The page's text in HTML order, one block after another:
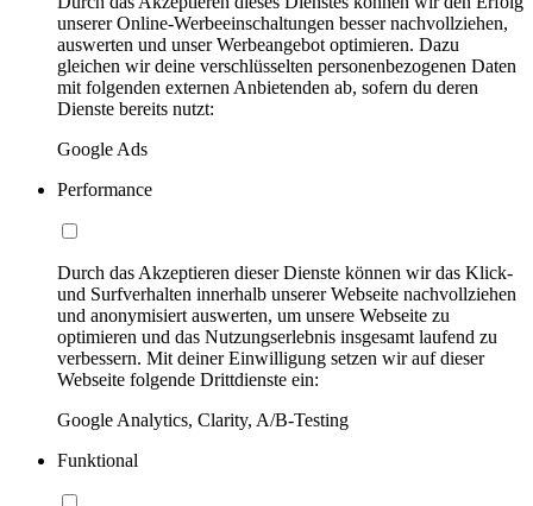
unserer Online-Werbeeinschaltungen besser nachvollziehen,
auswerten und unser Werbeangebot optimieren. Dazu
gleichen wir deine verschlüsselten personenbezogenen Daten
mit folgenden externen Anbietenden ab, sofern du deren
Dienste bereits nutzt:
Google Ads
Performance
Durch das Akzeptieren dieser Dienste können wir das Klick-
und Surfverhalten innerhalb unserer Webseite nachvollziehen
und anonymisiert auswerten, um unsere Webseite zu
optimieren und das Nutzungserlebnis insgesamt laufend zu
verbessern. Mit deiner Einwilligung setzen wir auf dieser
Webseite folgende Drittdienste ein:
Google Analytics, Clarity, A/B-Testing
Funktional